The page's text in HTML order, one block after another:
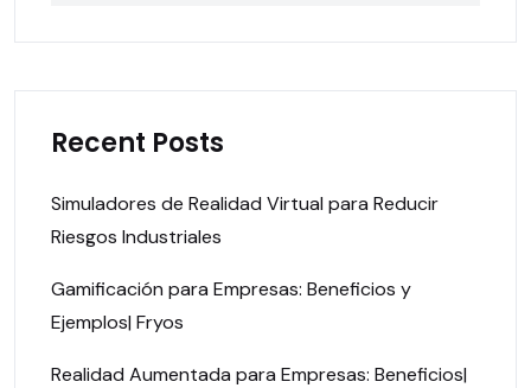
Recent Posts
Simuladores de Realidad Virtual para Reducir
Riesgos Industriales
Gamificación para Empresas: Beneficios y
Ejemplos| Fryos
Realidad Aumentada para Empresas: Beneficios|